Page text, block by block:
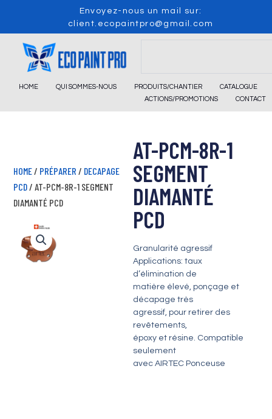
content
Envoyez-nous un mail sur:
client.ecopaintpro@gmail.com
HOME QUI SOMMES-NOUS PRODUITS/CHANTIER
CATALOGUE
ACTIONS/PROMOTIONS
CONTACT
AT-PCM-8R-1
SEGMENT
DIAMANTÉ
PCD
Granularité agressif
Applications: taux
d’élimination de
matière élevé, ponçage et
décapage très
agressif, pour retirer des
revêtements,
époxy et résine. Compatible
seulement
avec AIRTEC Ponceuse
HOME / PRÉPARER / DECAPAGE
PCD / AT-PCM-8R-1 SEGMENT
DIAMANTÉ PCD